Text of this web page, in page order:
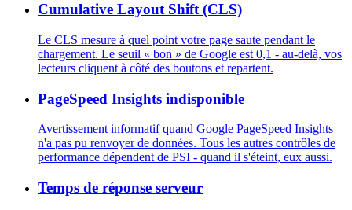
Cumulative Layout Shift (CLS)
Le CLS mesure à quel point votre page saute pendant le
chargement. Le seuil « bon » de Google est 0,1 - au-delà, vos
lecteurs cliquent à côté des boutons et repartent.
PageSpeed Insights indisponible
Avertissement informatif quand Google PageSpeed Insights
n'a pas pu renvoyer de données. Tous les autres contrôles de
performance dépendent de PSI - quand il s'éteint, eux aussi.
Temps de réponse serveur